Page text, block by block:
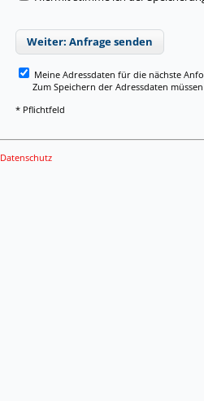
Weiter: Anfrage senden
Meine Adressdaten für die nächste
Zum Speichern der Adressdaten müssen
* Pflichtfeld
Datenschutz